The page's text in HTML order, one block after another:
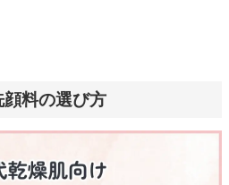
料の選び方